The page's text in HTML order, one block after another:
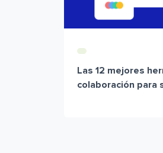
Las 12 mejores
colaboración para